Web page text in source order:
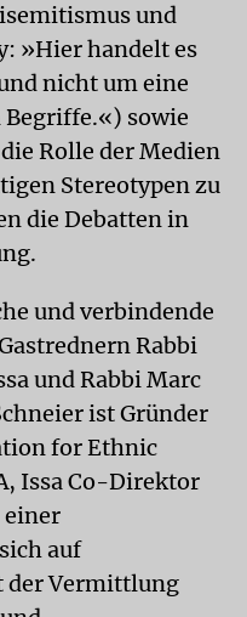
und
»Hier handelt es
nicht um eine
sowie
Rolle der Medien
Stereotypen zu
die Debatten in
und verbindende
Rabbi
und Rabbi Marc
ist Gründer
for Ethnic
Issa Co-Direktor
einer
auf
der Vermittlung